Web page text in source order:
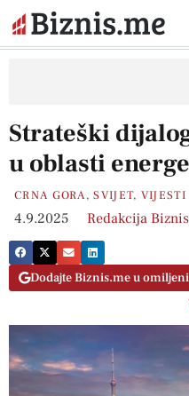
Strateški
u oblasti
CRNA GORA,SVIJET, VIJESTI
4.9.2025 Redakcija
Dodajte Biznis.me u